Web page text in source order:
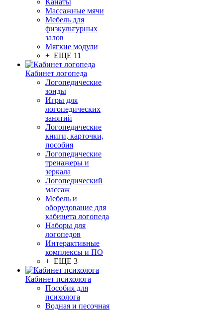
Канаты
Массажные мячи
Мебель для
физкультурных
залов
Мягкие модули
+ ЕЩЕ 11
Кабинет логопеда
Логопедические
зонды
Игры для
логопедических
занятий
Логопедические
книги, карточки,
пособия
Логопедические
тренажеры и
зеркала
Логопедический
массаж
Мебель и
оборудование для
кабинета логопеда
Наборы для
логопедов
Интерактивные
комплексы и ПО
+ ЕЩЕ 3
Кабинет психолога
Пособия для
психолога
Водная и песочная